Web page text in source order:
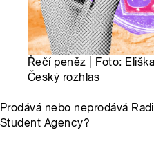
Řečí peněz | Foto:
Český rozhlas
Prodává nebo neprodává
Student Agency?